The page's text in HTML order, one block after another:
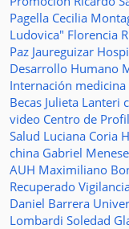
Pagella Cecilia
Ludovica" Florencia
Paz Jaureguizar
Desarrollo Humano
Internación medicina
Becas Julieta Lanteri
video Centro de
Salud Luciana Coria
china Gabriel
AUH Maximiliano
Recuperado
Daniel Barrera
Lombardi Soledad